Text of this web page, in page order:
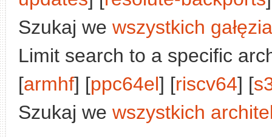
Szukaj we wszystkich
Limit search to a specific
[armhf] [ppc64el] [riscv64] [
Szukaj we wszystkich